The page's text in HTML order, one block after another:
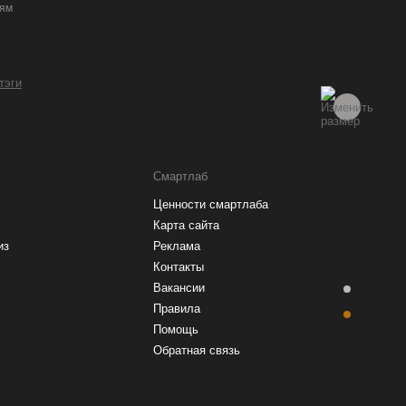
Смартлаб
Ценности смартлаба
Карта сайта
Реклама
Контакты
Вакансии
Правила
Помощь
Обратная связь